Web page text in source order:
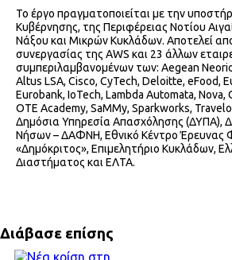
Το έργο πραγματοποιείται με την
Κυβέρνησης, της Περιφέρειας Νοτίου
Νάξου και Μικρών Κυκλάδων. Αποτελεί
συνεργασίας της AWS και 23 άλλων
συμπεριλαμβανομένων των: Aegean
Altus LSA, Cisco, CyTech, Deloitte, eFood,
Eurobank, IoTech, Lambda Automata,
OTE Academy, SaMMy, Sparkworks,
Δημόσια Υπηρεσία Απασχόλησης (ΔΥΠΑ),
Νήσων – ΔΑΦΝΗ, Εθνικό Κέντρο Έρευνας
«Δημόκριτος», Επιμελητήριο Κυκλάδων,
Διαστήματος και ΕΛΤΑ.
Διάβασε επίσης